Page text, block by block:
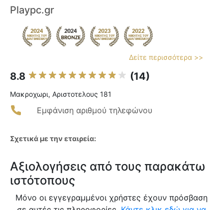
Playpc.gr
Δείτε περισσότερα >>
8.8 (14)
Μακροχωρι, Αριστοτελους 181
Εμφάνιση αριθμού τηλεφώνου
Σχετικά με την εταιρεία:
Αξιολογήσεις από τους παρακάτω
ιστότοπους
Μόνο οι εγγεγραμμένοι χρήστες έχουν πρόσβαση